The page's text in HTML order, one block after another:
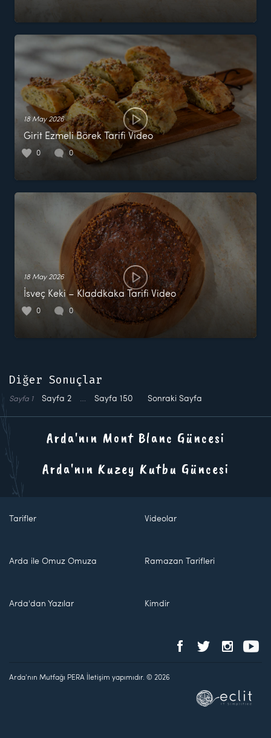
18 May 2026
Girit Ezmeli Börek Tarifi Video
0 0
18 May 2026
İsveç Keki – Kladdkaka Tarifi Video
0 0
Diğer Sonuçlar
Sayfa 1 Sayfa 2 … Sayfa 150 Sonraki Sayfa
Arda'nın Mont Blanc Güncesi
Arda'nın Kuzey Kutbu Güncesi
Tarifler Videolar
Arda ile Omuz Omuza Ramazan Tarifleri
Arda'dan Yazılar Kimdir
Arda'nın Mutfağı PERA İletişim yapımıdır. © 2026